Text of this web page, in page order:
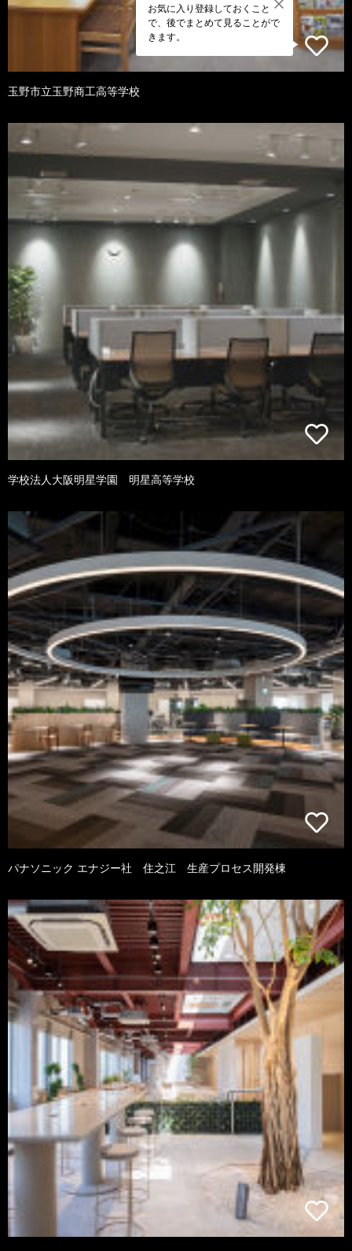
お気に入り登録しておくこと
で、後でまとめて見ることがで
きます。
玉野市立玉野商工高等学校
学校法人大阪明星学園 明星高等学校
パナソニック エナジー社 住之江 生産プロセス開発棟